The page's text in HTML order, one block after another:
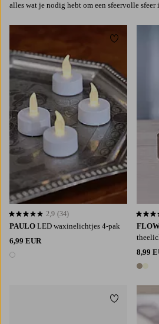
alles wat je nodig hebt om een ​​sfeervolle sfeer
PAULO LED waxinelichtjes 4-pak
6,99 EUR
1 kleur
2,9 op basis van 34 beoordelingen
2,9 (34)
Toevoegen
8,99
2
4,1 op
Toevoegen